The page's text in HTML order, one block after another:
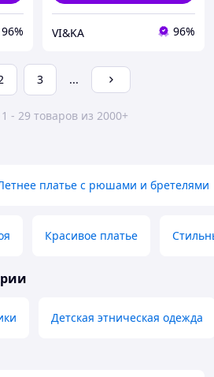
96% VI&KA 96%
3 ...
- 29 товаров из 2000+
платье с рюшами и бретелями
Красивое платье
Детская этническая одежда